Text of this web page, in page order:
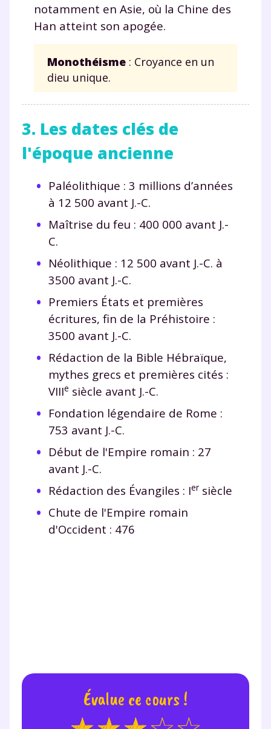
notamment en Asie, où la Chine des
Han atteint son apogée.
Monothéisme : Croyance en un
dieu unique.
3. Les dates clés de
l'époque ancienne
Paléolithique : 3 millions d’années
à 12 500 avant J.-C.
Maîtrise du feu : 400 000 avant J.-
C.
Néolithique : 12 500 avant J.-C. à
3500 avant J.-C.
Premiers États et premières
écritures, fin de la Préhistoire :
3500 avant J.-C.
Rédaction de la Bible Hébraïque,
mythes grecs et premières cités :
VIIIe siècle avant J.-C.
Fondation légendaire de Rome :
753 avant J.-C.
Début de l'Empire romain : 27
avant J.-C.
Rédaction des Évangiles : Iersiècle
Chute de l'Empire romain
d'Occident : 476
Évalue ce cours !
Envie de progresser
et de réussir votre
année scolaire ?
Testez gratuitement
pendant 24h notre
plateforme de soutien
scolaire !
Fiches de cours et vidéos
Unespace dédié aux parents pour
suivre les progrès
Tout le programme scolaire du CP à
la Terminale
Des profs expérimentés disponibles
à la demande par tchat, audio ou
vidéo
TESTER GRATUITEMENT
* Votre code d'accès sera envoyé à cette adresse e-mail. En
renseignant votre e-mail, vous consentez à ce que vos
données à caractère personnel soient traitées par SEJER, sous
accès au service de soutien scolaire pendant 24h. Pour en
pour exercer vos droits, vous pouvez consulter
charte.
personnelles et pour exercer vos droits, vous pouvez
notre charte